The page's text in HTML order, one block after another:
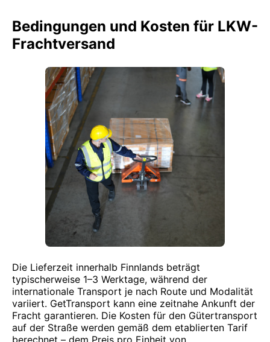
Bedingungen und Kosten für LKW-
Frachtversand
Die Lieferzeit innerhalb Finnlands beträgt
typischerweise 1–3 Werktage, während der
internationale Transport je nach Route und Modalität
variiert. GetTransport kann eine zeitnahe Ankunft der
Fracht garantieren. Die Kosten für den Gütertransport
auf der Straße werden gemäß dem etablierten Tarif
berechnet – dem Preis pro Einheit von